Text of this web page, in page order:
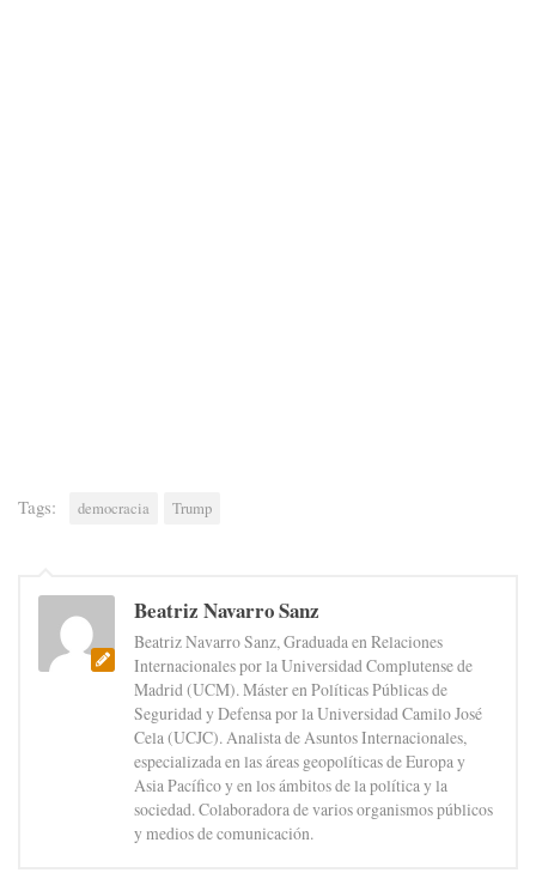
Tags: democracia Trump
Beatriz Navarro Sanz
Beatriz Navarro Sanz, Graduada en Relaciones
Internacionales por la Universidad Complutense de
Madrid (UCM). Máster en Políticas Públicas de
Seguridad y Defensa por la Universidad Camilo José
Cela (UCJC). Analista de Asuntos Internacionales,
especializada en las áreas geopolíticas de Europa y
Asia Pacífico y en los ámbitos de la política y la
sociedad. Colaboradora de varios organismos públicos
y medios de comunicación.